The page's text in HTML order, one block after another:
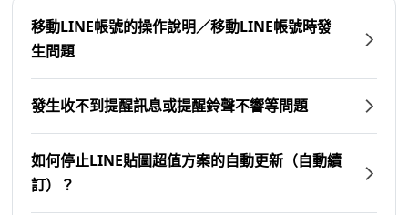
移動LINE帳號的操作說明／移動LINE帳號時發
生問題
發生收不到提醒訊息或提醒鈴聲不響等問題
如何停止LINE貼圖超值方案的自動更新（自動續
訂）？